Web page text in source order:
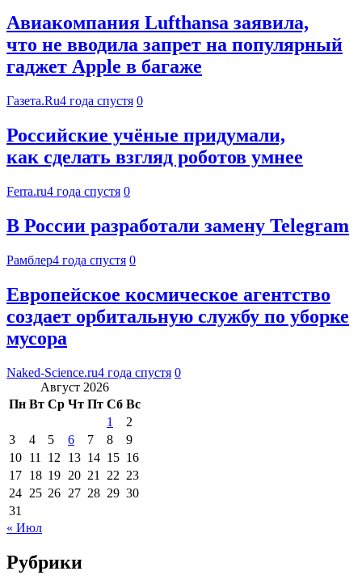
Авиакомпания Lufthansa заявила,
что не вводила запрет на популярный
гаджет Apple в багаже
Газета.Ru4 года спустя 0
Российские учёные придумали,
как сделать взгляд роботов умнее
Ferra.ru4 года спустя 0
В России разработали замену Telegram
Рамблер4 года спустя 0
Европейское космическое агентство
создает орбитальную службу по уборке
мусора
Naked-Science.ru4 года спустя 0
Август 2026
Пн Вт Ср Чт Пт Сб Вс
1
2
3
4 5 6 7 8
9
10 11 12 13 14 15 16
17 18 19 20 21 22 23
24 25 26 27 28 29 30
31
« Июл
Рубрики